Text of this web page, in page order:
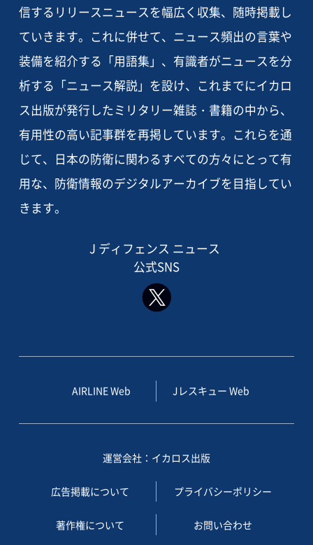
信するリリースニュースを幅広く収集、随時掲載し
ていきます。これに併せて、ニュース頻出の言葉や
装備を紹介する「用語集」、有識者がニュースを分
析する「ニュース解説」を設け、これまでにイカロ
ス出版が発行したミリタリー雑誌・書籍の中から、
有用性の高い記事群を再掲しています。これらを通
じて、日本の防衛に関わるすべての方々にとって有
用な、防衛情報のデジタルアーカイブを目指してい
きます。
J ディフェンス ニュース
公式SNS
AIRLINE Web Jレスキュー Web
運営会社：イカロス出版
広告掲載について プライバシーポリシー
著作権について お問い合わせ